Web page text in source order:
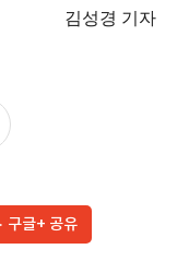
김성경 기자
구글+ 공유